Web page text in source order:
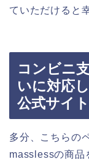
ていただけると
コンビニ
いに対応
公式サイ
多分、こちらの
masslessの商品